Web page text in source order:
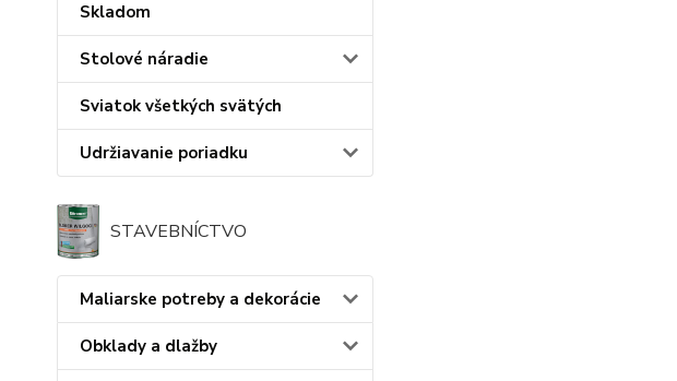
Skladom
Stolové náradie
Sviatok všetkých svätých
Udržiavanie poriadku
STAVEBNÍCTVO
Maliarske potreby a dekorácie
Obklady a dlažby